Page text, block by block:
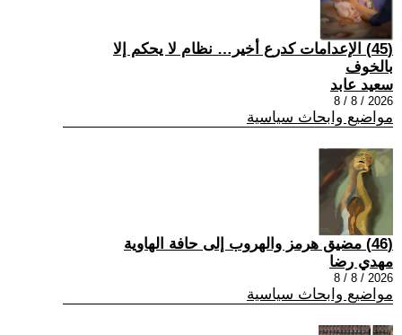
(45) الإعدامات كدرع أخير… نظام لا يحكم إلا
بالخوف
سعيد عابد
2026 / 8 / 8
مواضيع وابحاث سياسية
(46) مضيق هرمز والهروب إلى حافة الهاوية
مهدي رضا
2026 / 8 / 8
مواضيع وابحاث سياسية